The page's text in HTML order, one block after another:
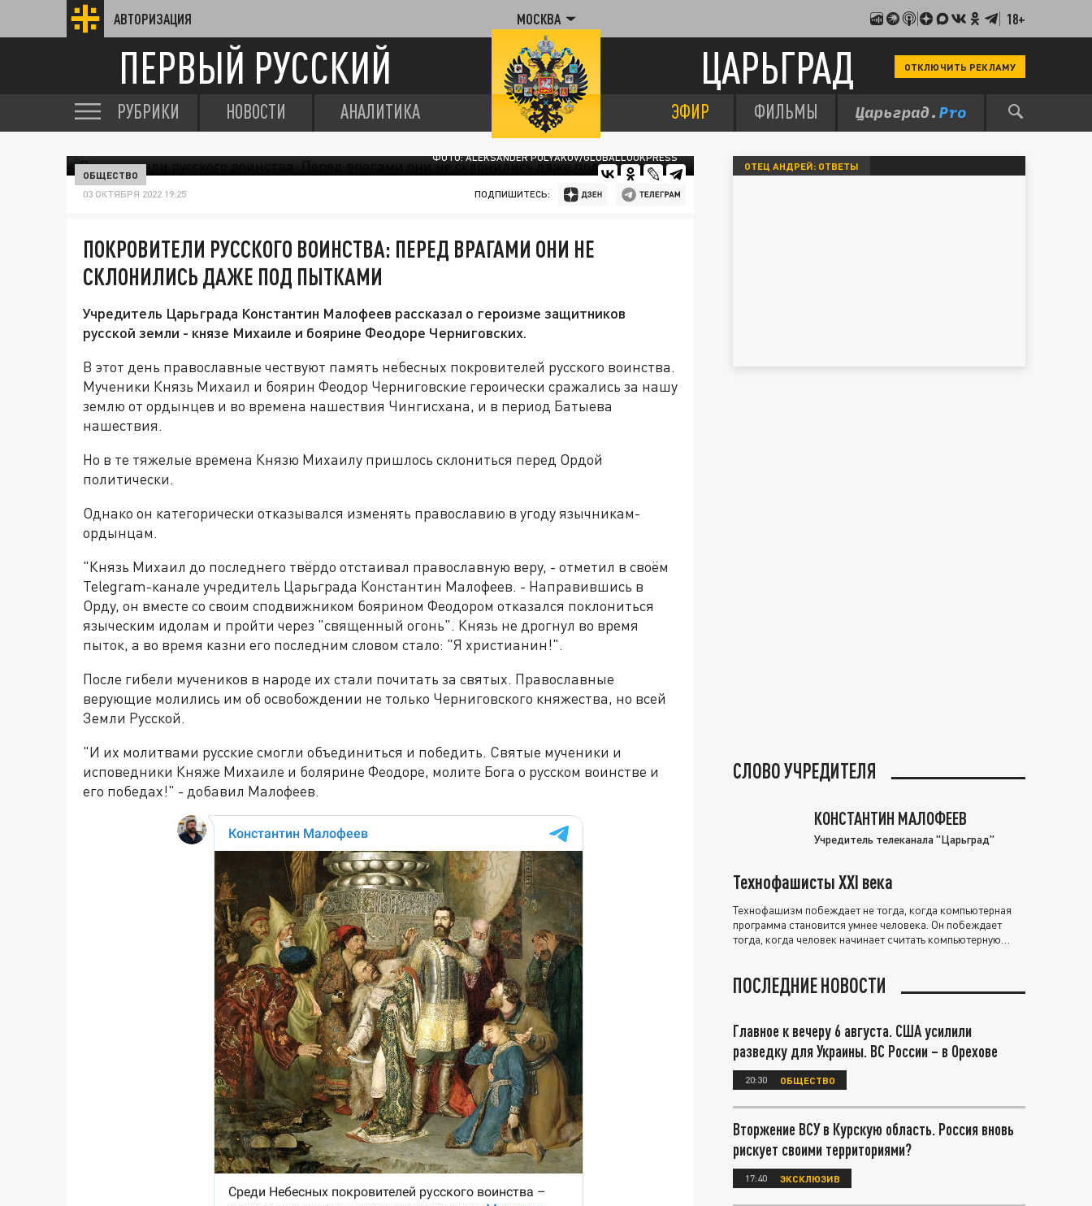
АВТОРИЗАЦИЯ МОСКВА 18+
ПЕРВЫЙ РУССКИЙ ЦАРЬГРАД ОТКЛЮЧИТЬ РЕКЛАМУ
РУБРИКИ НОВОСТИ АНАЛИТИКА ЭФИР ФИЛЬМЫ
ФОТО: ALEKSANDER POLYAKOV/GLOBALLOOKPRESS
ОБЩЕСТВО
03 ОКТЯБРЯ 2022 19:25 ПОДПИШИТЕСЬ:
ПОКРОВИТЕЛИ РУССКОГО ВОИНСТВА: ПЕРЕД ВРАГАМИ ОНИ НЕ
СКЛОНИЛИСЬ ДАЖЕ ПОД ПЫТКАМИ
Учредитель Царьграда Константин Малофеев рассказал о героизме защитников
русской земли - князе Михаиле и боярине Феодоре Черниговских.
В этот день православные чествуют память небесных покровителей русского воинства.
Мученики Князь Михаил и боярин Феодор Черниговские героически сражались за нашу
землю от ордынцев и во времена нашествия Чингисхана, и в период Батыева
нашествия.
Но в те тяжелые времена Князю Михаилу пришлось склониться перед Ордой
политически.
Однако он категорически отказывался изменять православию в угоду язычникам-
ордынцам.
"Князь Михаил до последнего твёрдо отстаивал православную веру, - отметил в своём
Telegram-канале учредитель Царьграда Константин Малофеев. - Направившись в
Орду, он вместе со своим сподвижником боярином Феодором отказался поклониться
языческим идолам и пройти через "священный огонь". Князь не дрогнул во время
пыток, а во время казни его последним словом стало: "Я христианин!".
После гибели мучеников в народе их стали почитать за святых. Православные
верующие молились им об освобождении не только Черниговского княжества, но всей
Земли Русской.
"И их молитвами русские смогли объединиться и победить. Святые мученики и
исповедники Княже Михаиле и болярине Феодоре, молите Бога о русском воинстве и
его победах!" - добавил Малофеев.
ОТЕЦ АНДРЕЙ: ОТВЕТЫ
СЛОВО УЧРЕДИТЕЛЯ
КОНСТАНТИН МАЛОФЕЕВ
Учредитель телеканала "Царьград"
Технофашисты XXI века
Технофашизм побеждает не тогда, когда компьютерная
программа становится умнее человека. Он побеждает
тогда, когда человек начинает считать компьютерную
ПОСЛЕДНИЕ НОВОСТИ
Главное к вечеру 6 августа. США усилили
разведку для Украины. ВС России – в Орехове
20:30 ОБЩЕСТВО
Вторжение ВСУ в Курскую область. Россия вновь
рискует своими территориями?
17:40 ЭКСКЛЮЗИВ